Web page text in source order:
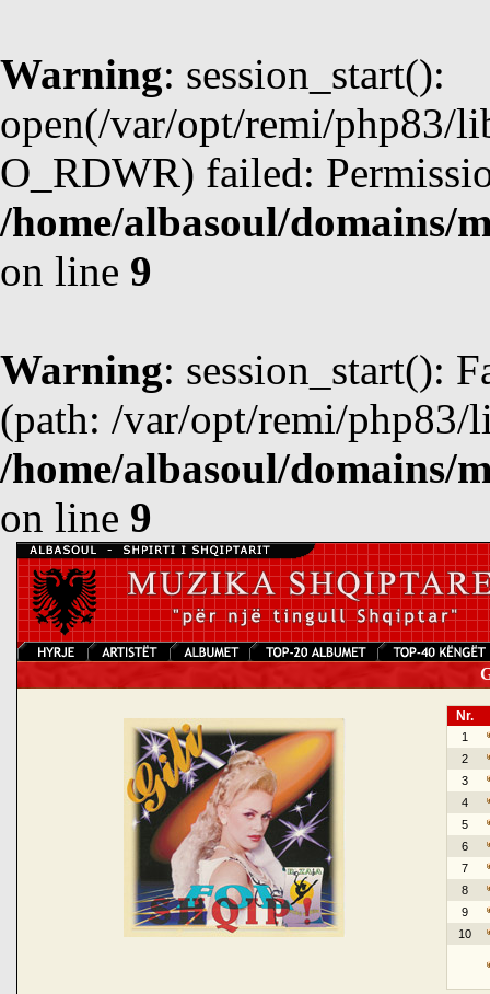
Warning: session_start():
open(/var/opt/remi/php83/
O_RDWR) failed:
/home/albasoul/domains/
on line 9
Warning: session_start():
(path: /var/opt/remi/php83/
/home/albasoul/domains/
on line 9
Nr.
1
2
3
4
5
6
7
8
9
10